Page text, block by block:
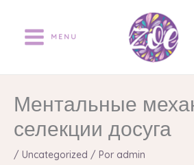
contenido
MENU
Ментальные
селекции досуга
/ Uncategorized / Por admin